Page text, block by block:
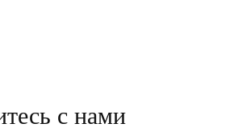
с нами